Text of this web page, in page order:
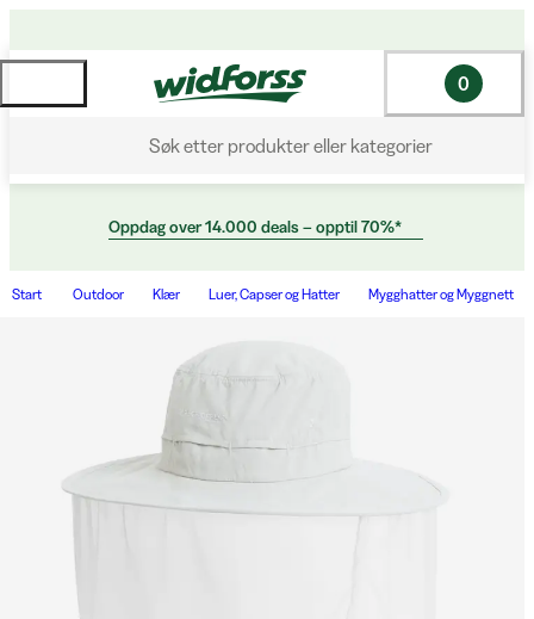
Søk etter produkter eller kategorier
0
Oppdag over 14.000 deals – opptil 70%*
Start Outdoor Klær Luer, Capser og Hatter Mygghatter og Myggnett